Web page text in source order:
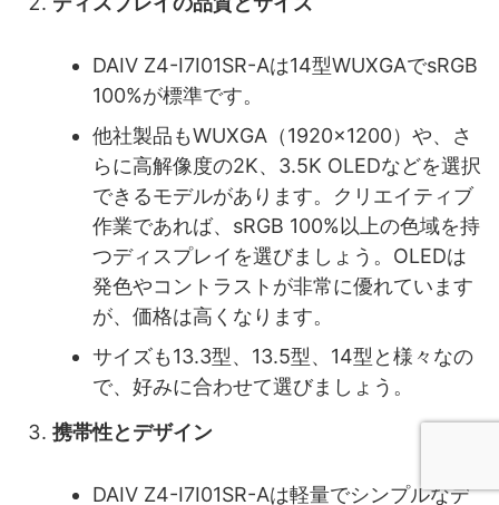
DAIV Z4-I7I01SR-Aは14型WUXGAでsRGB
100%が標準です。
他社製品もWUXGA（1920x1200）や、さ
らに高解像度の2K、3.5K OLEDなどを選択
できるモデルがあります。クリエイティブ
作業であれば、sRGB 100%以上の色域を持
つディスプレイを選びましょう。OLEDは
発色やコントラストが非常に優れています
が、価格は高くなります。
サイズも13.3型、13.5型、14型と様々なの
で、好みに合わせて選びましょう。
携帯性とデザイン
DAIV Z4-I7I01SR-Aは軽量でシンプルなデ